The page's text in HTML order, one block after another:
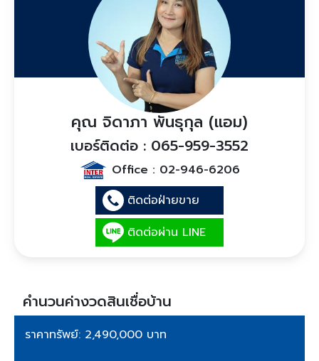
คุณ จิดาภา พันธุกุล (แอม)
เบอร์ติดต่อ : 065-959-3552
Office : 02-946-6206
ติดต่อฝ่ายขาย
ติดต่อผ่าน LINE
คำนวนค่างวดสินเชื่อบ้าน
ราคาทรัพย์: 2,490,000 บาท